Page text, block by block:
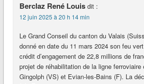
Berclaz René Louis dit :
12 juin 2025 à 20 h 14 min
Le Grand Conseil du canton du Valais
donné en date du 11 mars 2024 son feu vert
crédit d’engagement de 22,8 millions de
projet de réhabilitation de la ligne ferroviaire
Gingolph (VS) et Evian-les-Bains (F). La